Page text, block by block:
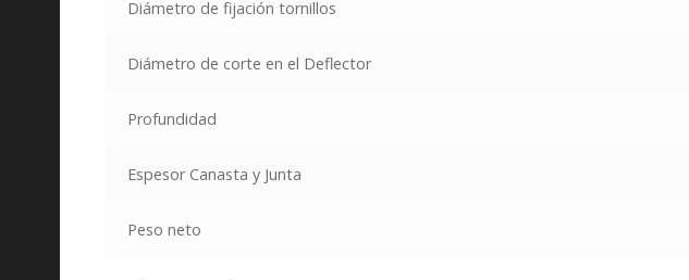
Diámetro de fijación tornillos
Diámetro de corte en el Deflector
Profundidad
Espesor Canasta y Junta
Peso neto